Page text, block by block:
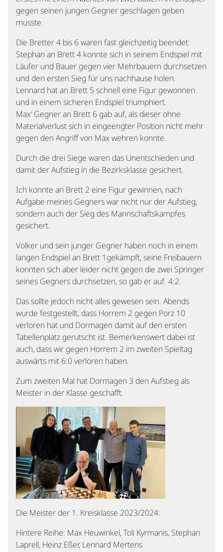
gegen seinen jungen Gegner geschlagen geben
musste.
Die Bretter 4 bis 6 waren fast gleichzeitig beendet:
Stephan an Brett 4 konnte sich in seinem Endspiel mit
Läufer und Bauer gegen vier Mehrbauern durchsetzen
und den ersten Sieg für uns nachhause holen.
Lennard hat an Brett 5 schnell eine Figur gewonnen
und in einem sicheren Endspiel triumphiert.
Max‘ Gegner an Brett 6 gab auf, als dieser ohne
Materialverlust sich in eingeengter Position nicht mehr
gegen den Angriff von Max wehren konnte.
Durch die drei Siege waren das Unentschieden und
damit der Aufstieg in die Bezirksklasse gesichert.
Ich konnte an Brett 2 eine Figur gewinnen, nach
Aufgabe meines Gegners war nicht nur der Aufstieg,
sondern auch der Sieg des Mannschaftskampfes
gesichert.
Volker und sein junger Gegner haben noch in einem
langen Endspiel an Brett 1gekämpft, seine Freibauern
konnten sich aber leider nicht gegen die zwei Springer
seines Gegners durchsetzen, so gab er auf. 4:2.
Das sollte jedoch nicht alles gewesen sein. Abends
wurde festgestellt, dass Horrem 2 gegen Porz 10
verloren hat und Dormagen damit auf den ersten
Tabellenplatz gerutscht ist. Bemerkenswert dabei ist
auch, dass wir gegen Horrem 2 im zweiten Spieltag
auswärts mit 6:0 verloren haben.
Zum zweiten Mal hat Dormagen 3 den Aufstieg als
Meister in der Klasse geschafft.
Die Meister der 1. Kreisklasse 2023/2024:
Hintere Reihe: Max Heuwinkel, Toli Kyrmanis, Stephan
Laprell, Heinz Eßer, Lennard Mertens